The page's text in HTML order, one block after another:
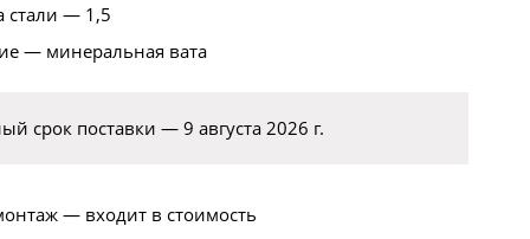
стали — 1,5
— минеральная вата
срок поставки — 9 августа 2026 г.
— входит в стоимость